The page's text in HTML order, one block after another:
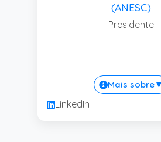
(ANESC)
Presidente
Mais sobre▼
LinkedIn